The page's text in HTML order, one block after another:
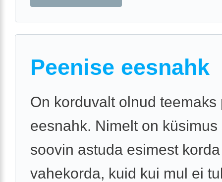
Peenise eesnahk
On korduvalt olnud teemaks
eesnahk. Nimelt on küsimus
soovin astuda esimest korda
vahekorda, kuid kui mul ei